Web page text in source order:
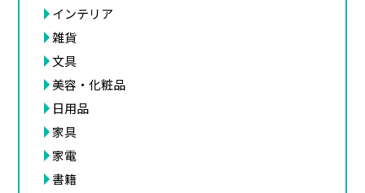
インテリア
雑貨
文具
美容・化粧品
日用品
家具
家電
書籍